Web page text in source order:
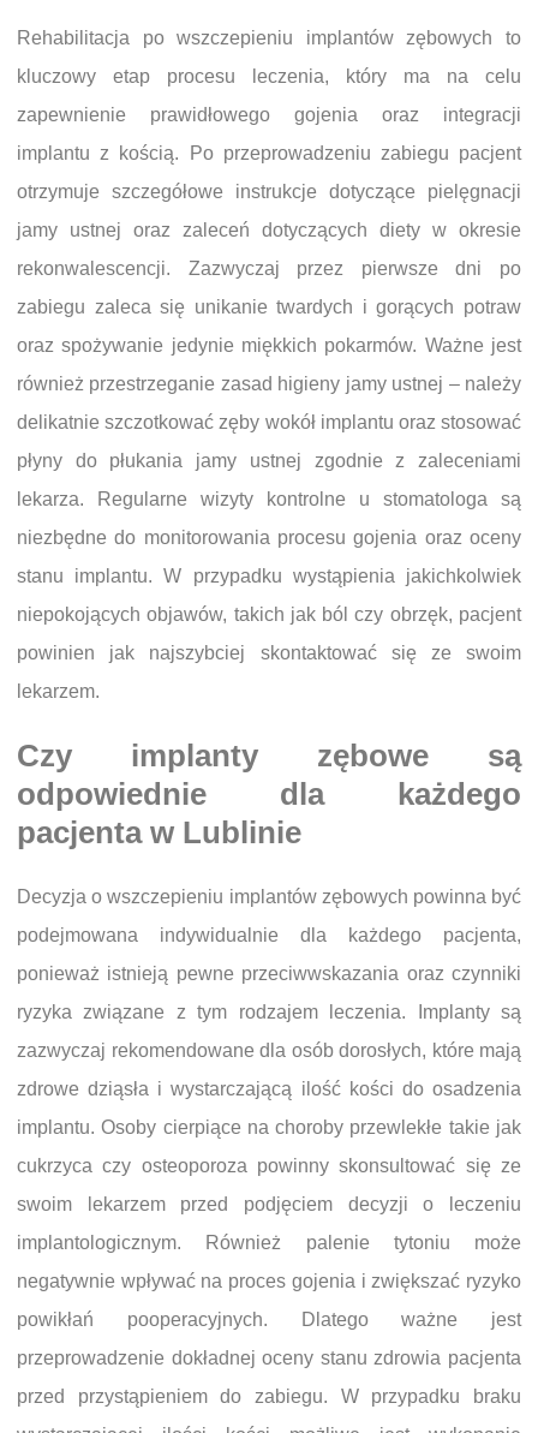
Rehabilitacja po wszczepieniu implantów zębowych to
kluczowy etap procesu leczenia, który ma na celu
zapewnienie prawidłowego gojenia oraz integracji
implantu z kością. Po przeprowadzeniu zabiegu pacjent
otrzymuje szczegółowe instrukcje dotyczące pielęgnacji
jamy ustnej oraz zaleceń dotyczących diety w okresie
rekonwalescencji. Zazwyczaj przez pierwsze dni po
zabiegu zaleca się unikanie twardych i gorących potraw
oraz spożywanie jedynie miękkich pokarmów. Ważne jest
również przestrzeganie zasad higieny jamy ustnej – należy
delikatnie szczotkować zęby wokół implantu oraz stosować
płyny do płukania jamy ustnej zgodnie z zaleceniami
lekarza. Regularne wizyty kontrolne u stomatologa są
niezbędne do monitorowania procesu gojenia oraz oceny
stanu implantu. W przypadku wystąpienia jakichkolwiek
niepokojących objawów, takich jak ból czy obrzęk, pacjent
powinien jak najszybciej skontaktować się ze swoim
lekarzem.
Czy implanty zębowe są
odpowiednie dla każdego
pacjenta w Lublinie
Decyzja o wszczepieniu implantów zębowych powinna być
podejmowana indywidualnie dla każdego pacjenta,
ponieważ istnieją pewne przeciwwskazania oraz czynniki
ryzyka związane z tym rodzajem leczenia. Implanty są
zazwyczaj rekomendowane dla osób dorosłych, które mają
zdrowe dziąsła i wystarczającą ilość kości do osadzenia
implantu. Osoby cierpiące na choroby przewlekłe takie jak
cukrzyca czy osteoporoza powinny skonsultować się ze
swoim lekarzem przed podjęciem decyzji o leczeniu
implantologicznym. Również palenie tytoniu może
negatywnie wpływać na proces gojenia i zwiększać ryzyko
powikłań pooperacyjnych. Dlatego ważne jest
przeprowadzenie dokładnej oceny stanu zdrowia pacjenta
przed przystąpieniem do zabiegu. W przypadku braku